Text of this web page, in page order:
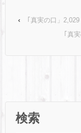
‹
｢真実の口」
｢真
検索